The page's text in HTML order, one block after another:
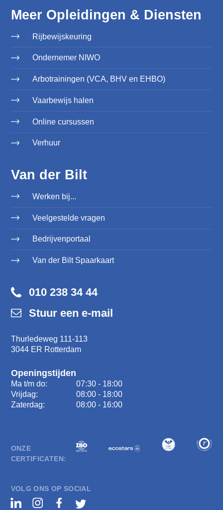
Meer Opleidingen & Diensten
Rijbewijskeuring
Ondernemer NIWO
Arbotrainingen (VCA, BHV en EHBO)
Vaarbewijs halen
Online cursussen
Verhuur
Van der Bilt
Werken bij...
Veelgestelde vragen
Bedrijvenportaal
Van der Bilt Spaarkaart
010 238 34 44
Stuur een e-mail
Thurledeweg 111-113
3044 ER Rotterdam
Openingstijden
Ma t/m do:
07:30 - 18:00
Vrijdag:
08:00 - 18:00
Zaterdag:
08:00 - 16:00
ONZE
CERTIFICATEN:
VOLG ONS OP SOCIAL